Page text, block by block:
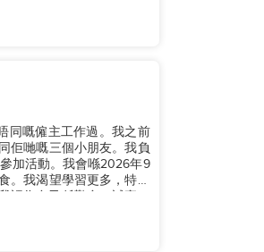
同嘅僱主工作過。我之前
佢哋嘅三個小朋友。我負
加活動。我會喺2026年9
。我渴望學習更多，特別